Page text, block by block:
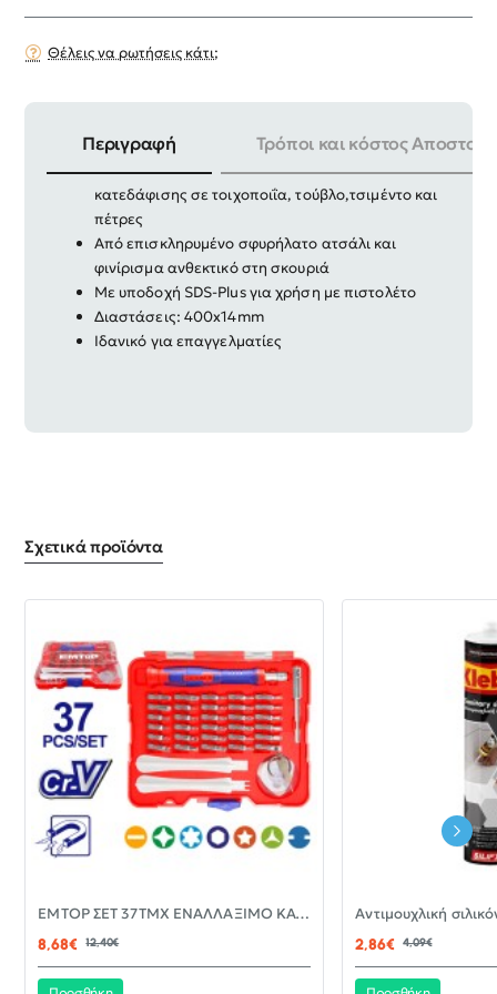
Θέλεις να ρωτήσεις κάτι;
Περιγραφή Τρόποι και κόστος
Βελόνι ιδανικό για εργασίες διάτρησης και
κατεδάφισης σε τοιχοποιΐα, τούβλο,τσιμέντο και
πέτρες
Από επισκληρυμένο σφυρήλατο ατσάλι και
φινίρισμα ανθεκτικό στη σκουριά
Με υποδοχή SDS-Plus για χρήση με πιστολέτο
Διαστάσεις: 400x14mm
Ιδανικό για επαγγελματίες
Σχετικά προϊόντα
-30%EMTOP ΣΕΤ 37ΤΜΧ ΕΝΑΛΛΑΞΙΜΟ ΚΑΤΣΑΒΙΔΙ ΜΕ ΜΥΤΕΣ EBST03702
8,68€
12,40€ 2,86€ 4,09€